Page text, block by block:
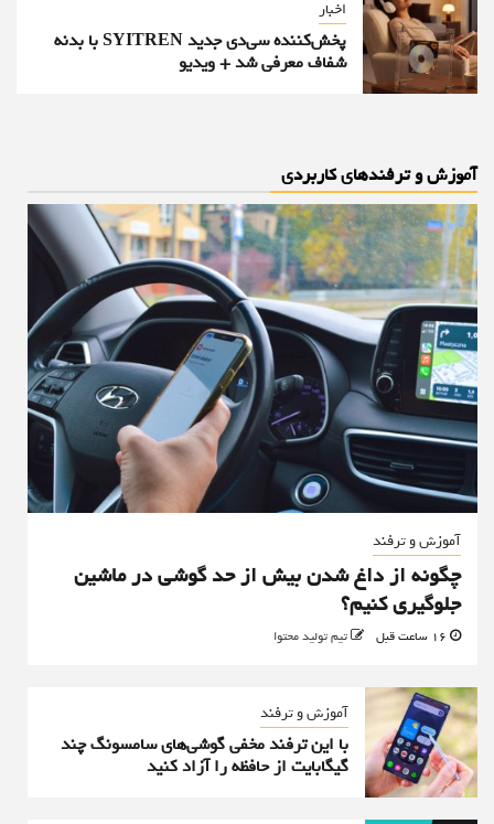
اخبار
پخش‌کننده سی‌دی جدید SYITREN با بدنه
شفاف معرفی شد + ویدیو
آموزش و ترفندهای کاربردی
آموزش و ترفند
چگونه از داغ شدن بیش از حد گوشی در ماشین
جلوگیری کنیم؟
تیم تولید محتوا
آموزش و ترفند
با این ترفند مخفی گوشی‌های سامسونگ چند
گیگابایت از حافظه را آزاد کنید